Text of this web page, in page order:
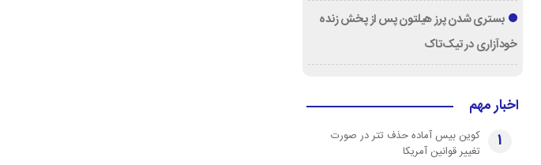
بستری شدن پرز هیلتون پس از پخش زنده
خودآزاری در تیک‌تاک
اخبار مهم
1
کوین بیس آماده حذف تتر در صورت
تغییر قوانین آمریکا